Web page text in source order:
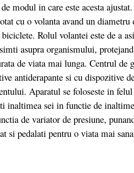
modul in care este acesta
cu o volanta avand un
Rolul volantei este de a
asupra organismului,
de viata mai lunga. Centrul de
antiderapante si cu dispozitive
Aparatul se foloseste in
inaltimea sei in functie de
de variator de presiune,
si pedalati pentru o viata mai